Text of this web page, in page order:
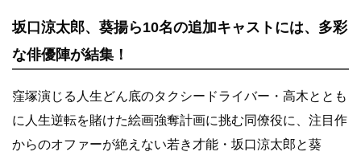
坂口涼太郎、葵揚ら10名の追加キャストには、多彩
な俳優陣が結集！
窪塚演じる人生どん底のタクシードライバー・高木ととも
に人生逆転を賭けた絵画強奪計画に挑む同僚役に、注目作
からのオファーが絶えない若き才能・坂口涼太郎と葵